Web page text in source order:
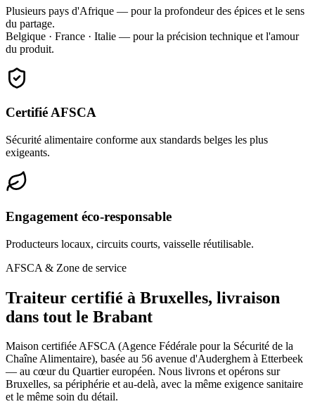
Plusieurs pays d'Afrique — pour la profondeur des épices et le sens
du partage.
Belgique · France · Italie — pour la précision technique et l'amour
du produit.
Certifié AFSCA
Sécurité alimentaire conforme aux standards belges les plus
exigeants.
Engagement éco-responsable
Producteurs locaux, circuits courts, vaisselle réutilisable.
AFSCA & Zone de service
Traiteur certifié à Bruxelles, livraison
dans tout le Brabant
Maison certifiée AFSCA (Agence Fédérale pour la Sécurité de la
Chaîne Alimentaire), basée au 56 avenue d'Auderghem à Etterbeek
— au cœur du Quartier européen. Nous livrons et opérons sur
Bruxelles, sa périphérie et au-delà, avec la même exigence sanitaire
et le même soin du détail.